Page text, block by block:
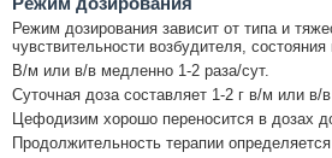
Режим дозирования зависит от типа и
чувствительности возбудителя,
В/м или в/в медленно 1-2 раза/сут.
Суточная доза составляет 1-2 г в/м или в/
Цефодизим хорошо переносится в дозах
Продолжительность терапии